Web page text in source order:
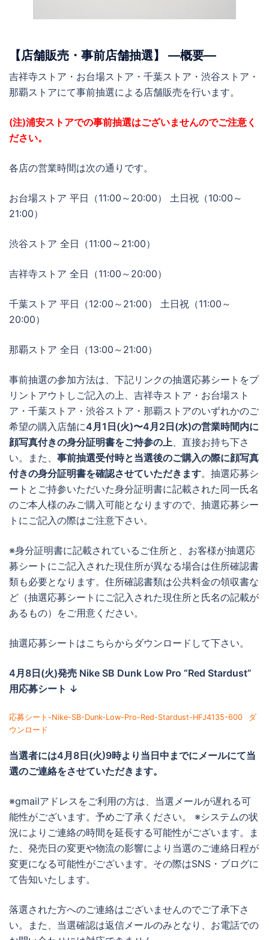
【店舗販売・事前店舗抽選】 ―概要―
吉祥寺ストア・お台場ストア・千葉ストア・渋谷ストア・
那覇ストアにて事前抽選による店舗販売を行います。
(注)浦安ストアでの事前抽選はございませんのでご注意く
ださい。
各店の営業時間は次の通りです。
お台場ストア 平日（11:00～20:00） 土日祝（10:00～
21:00）
渋谷ストア 全日（11:00～21:00）
吉祥寺ストア 全日（11:00～20:00）
千葉ストア 平日（12:00～21:00） 土日祝（11:00～
20:00）
那覇ストア 全日（13:00～21:00）
事前抽選の参加方法は、下記リンクの抽選応募シートをプ
リントアウトしご記入の上、吉祥寺ストア・お台場スト
ア・千葉ストア・渋谷ストア・那覇ストアのいずれかのご
希望の購入店舗に4月1日(火)〜4月2日(水)の営業時間内に
顔写真付きの身分証明書をご持参の上 、直接お持ち下さ
い。また、 事前抽選受付時と当選後のご購入の際に顔写真
付きの身分証明書を確認させていただきます。抽選応募シ
ートとご持参いただいた身分証明書に記載された同一氏名
のご本人様のみご購入可能となりますので、抽選応募シー
トにご記入の際はご注意下さい。
※身分証明書に記載されているご住所と、お客様が抽選応
募シートにご記入された現住所が異なる場合は住所確認書
類も必要となります。住所確認書類は公共料金の領収書な
ど（抽選応募シートにご記入された現住所と氏名の記載が
あるもの）をご用意ください。
抽選応募シートはこちらからダウンロードして下さい。
4月8日(火)発売 Nike SB Dunk Low Pro “Red Stardust”
用応募シート ↓
応募シート-Nike-SB-Dunk-Low-Pro-Red-Stardust-HFJ4135-600
ダ
ウンロード
当選者には4月8日(火)9時より当日中までに メールにて当
選のご連絡をさせていただきます。
※gmailアドレスをご利用の方は、当選メールが遅れる可
能性がございます。予めご了承ください。 ※システムの状
況によりご連絡の時間を延長する可能性がございます。ま
た、発売日の変更や物流の影響により当選のご連絡日程が
変更になる可能性がございます。その際はSNS・ブログに
て告知いたします。
落選された方へのご連絡はございませんのでご了承下さ
い。また、当選確認は返信メールのみとなり、お電話での